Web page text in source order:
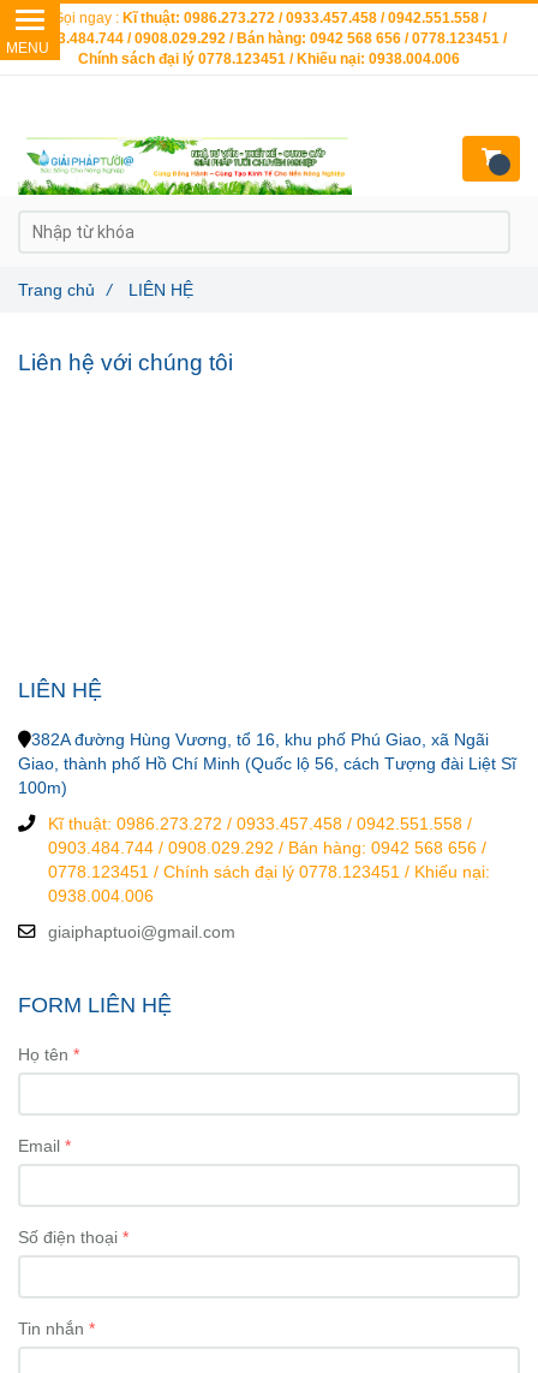
Liên hệ với chúng tôi
LIÊN HỆ
382A đường Hùng Vương, tổ 16, khu phố Phú Giao, xã Ngãi
Giao, thành phố Hồ Chí Minh (Quốc lộ 56, cách Tượng đài Liệt Sĩ
100m)
Kĩ thuật: 0986.273.272 / 0933.457.458 / 0942.551.558 /
0903.484.744 / 0908.029.292 / Bán hàng: 0942 568 656 /
0778.123451 / Chính sách đại lý 0778.123451 / Khiếu nại:
0938.004.006
giaiphaptuoi@gmail.com
FORM LIÊN HỆ
Họ tên
Email
Số điện thoại
Tin nhắn
Trang chủ / LIÊN HỆ
Gọi ngay : Kĩ thuật: 0986.273.272 / 0933.457.458 / 0942.551.558 /
0903.484.744 / 0908.029.292 / Bán hàng: 0942 568 656 / 0778.123451 /
Chính sách đại lý 0778.123451 / Khiếu nại: 0938.004.006